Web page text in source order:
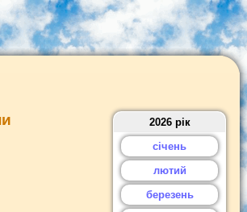
2026 рік
січень
лютий
березень